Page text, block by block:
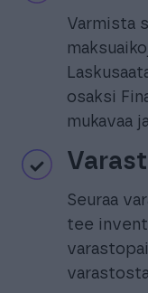
Varmista
osaksi
mukavaa
Seuraa
tee